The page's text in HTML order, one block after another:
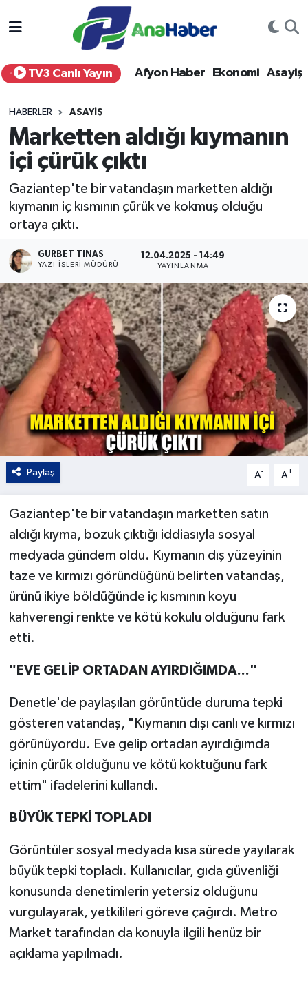
TV3 Canlı Yayın Afyon Haber Ekonomi Asayiş
HABERLER ASAYIŞ
Marketten aldığı kıymanın
içi çürük çıktı
Gaziantep'te bir vatandaşın marketten aldığı
kıymanın iç kısmının çürük ve kokmuş olduğu
ortaya çıktı.
GURBET TINAS
YAZI İŞLERI MÜDÜRÜ
12.04.2025 - 14:49
YAYINLANMA
Paylaş A- A+
Gaziantep'te bir vatandaşın marketten satın
aldığı kıyma, bozuk çıktığı iddiasıyla sosyal
medyada gündem oldu. Kıymanın dış yüzeyinin
taze ve kırmızı göründüğünü belirten vatandaş,
ürünü ikiye böldüğünde iç kısmının koyu
kahverengi renkte ve kötü kokulu olduğunu fark
etti.
"EVE GELİP ORTADAN AYIRDIĞIMDA..."
Denetle'de paylaşılan görüntüde duruma tepki
gösteren vatandaş, "Kıymanın dışı canlı ve kırmızı
görünüyordu. Eve gelip ortadan ayırdığımda
içinin çürük olduğunu ve kötü koktuğunu fark
ettim" ifadelerini kullandı.
BÜYÜK TEPKİ TOPLADI
Görüntüler sosyal medyada kısa sürede yayılarak
büyük tepki topladı. Kullanıcılar, gıda güvenliği
konusunda denetimlerin yetersiz olduğunu
vurgulayarak, yetkilileri göreve çağırdı. Metro
Market tarafından da konuyla ilgili henüz bir
açıklama yapılmadı.
Yurt Haber
Afyon Haber
Siyaset
Spor
Eğitim
Sağlık
Teknoloji
Kültür - Sanat
Yaşam
Afyonkarahisar Nöbetçi Eczaneler
Afyonkarahisar Hava Durumu
Afyonkarahisar Trafik Yoğunluk Haritası
Süper Lig Puan Durumu ve Fikstür
Tüm Manşetler
Son Dakika Haberleri
Haber Arşivi